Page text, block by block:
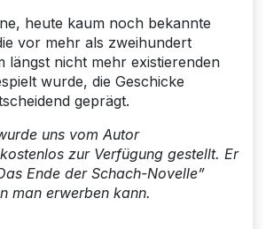
heute kaum noch bekannte
vor mehr als zweihundert
längst nicht mehr existierenden
wurde, die Geschicke
geprägt.
uns vom Autor
zur Verfügung gestellt. Er
Ende der Schach-Novelle”
man erwerben kann.